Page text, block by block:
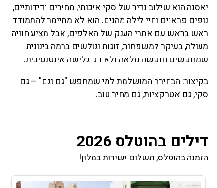
יאסנה הוא שילוב נדיר של סקי איכותי, מחירים ידידותיים,
נופים פראיים וחיי לילה מהנים. הוא לא מתיימר להתמודד
ראש בראש עם אתרי הענק של האלפים, אבל מציע חוויה
מעולה, בעיקר למשפחות, זוגות וגולשים ברמה בינונית
שמחפשים חופשה מלאה ולא רק גלישה אינטנסיבית.
בקיצור: הבחירה המושלמת למי שמחפש "גם וגם" – גם
סקי, גם אטרקציות, גם מחיר טוב.
דילים בהוטלס 2026
הזמנה בהוטלס, תשלום ישירות במלון!